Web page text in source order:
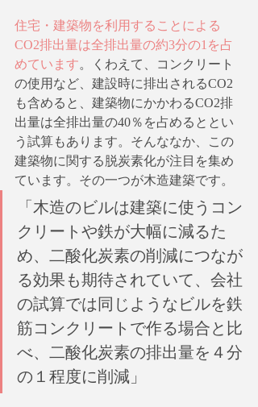
住宅・建築物を利用することによる
CO2排出量は全排出量の約3分の1を占
めています。くわえて、コンクリート
の使用など、建設時に排出されるCO2
も含めると、建築物にかかわるCO2排
出量は全排出量の40％を占めるととい
う試算もあります。そんななか、この
建築物に関する脱炭素化が注目を集め
ています。その一つが木造建築です。
「木造のビルは建築に使うコン
クリートや鉄が大幅に減るた
め、二酸化炭素の削減につなが
る効果も期待されていて、会社
の試算では同じようなビルを鉄
筋コンクリートで作る場合と比
べ、二酸化炭素の排出量を４分
の１程度に削減」